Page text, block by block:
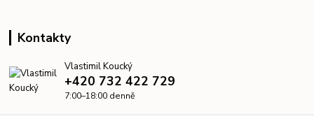
Kontakty
Vlastimil Koucký
+420 732 422 729
7:00–18:00 denně